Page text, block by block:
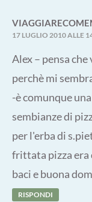
17 LUGLIO 2010 ALLE
Alex – pensa
perchè mi
-è comunque
sembianze di
per l'erba di
frittata pizza
baci e buona
RISPONDI